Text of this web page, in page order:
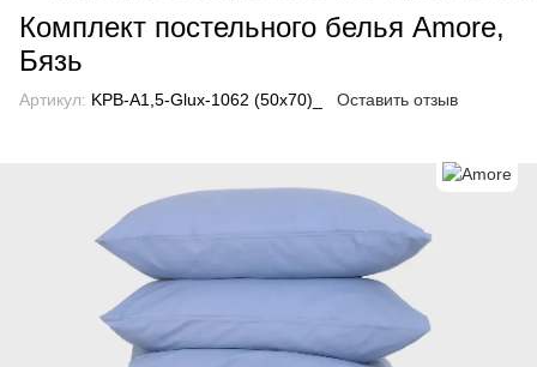
Комплект постельного белья Amore,
Бязь
Артикул: KPB-A1,5-Glux-1062 (50x70)_ Оставить отзыв